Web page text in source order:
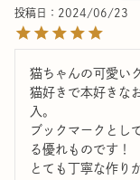
投稿日
2024/06/23
猫ちゃんの可愛い
猫好きで本好きな
入。
ブックマークとし
る優れものです！
とても丁寧な作り